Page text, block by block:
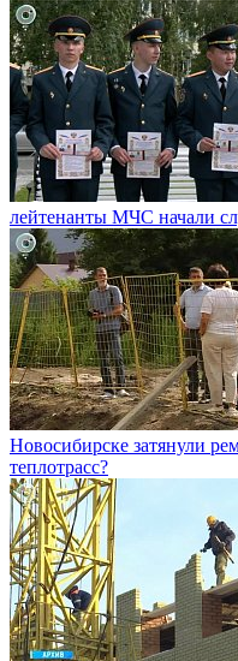
лейтенанты МЧС начали
Новосибирске затянули
теплотрасс?